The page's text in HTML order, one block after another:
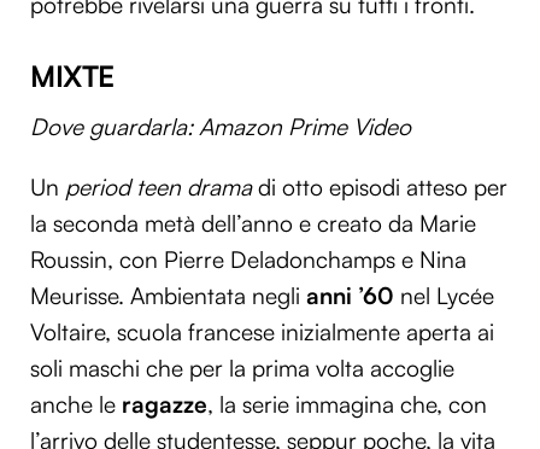
MIXTE
Dove guardarla: Amazon Prime Video
Un period teen dramadi otto episodi atteso per
la seconda metà dell’anno e creato da Marie
Roussin, con Pierre Deladonchamps e Nina
Meurisse. Ambientata negli anni ’60 nel Lycée
Voltaire, scuola francese inizialmente aperta ai
soli maschi che per la prima volta accoglie
anche le ragazze, la serie immagina che, con
l’arrivo delle studentesse, seppur poche, la vita